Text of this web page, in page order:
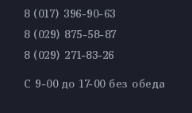
8 (017) 396-90-63
8 (029) 875-58-87
8 (029) 271-83-26
С 9-00 до 17-00 без обеда